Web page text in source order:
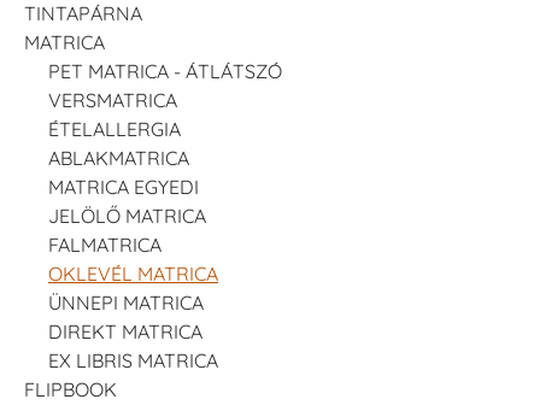
TINTAPÁRNA
MATRICA
PET MATRICA - ÁTLÁTSZÓ
VERSMATRICA
ÉTELALLERGIA
ABLAKMATRICA
MATRICA EGYEDI
JELÖLŐ MATRICA
FALMATRICA
OKLEVÉL MATRICA
ÜNNEPI MATRICA
DIREKT MATRICA
EX LIBRIS MATRICA
FLIPBOOK